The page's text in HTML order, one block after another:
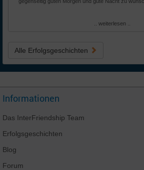
.. weiterlesen ..
Alle Erfolgsgeschichten
Informationen
Das InterFriendship Team
Erfolgsgeschichten
Blog
Forum